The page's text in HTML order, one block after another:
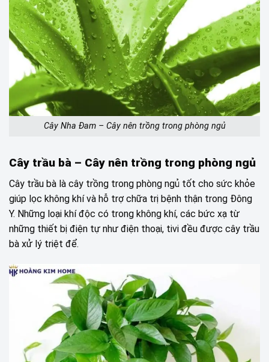
Cây Nha Đam – Cây nên trồng trong phòng ngủ
Cây trầu bà – Cây nên trồng trong phòng ngủ
Cây trầu bà là cây trồng trong phòng ngủ tốt cho sức khỏe
giúp lọc không khí và hỗ trợ chữa trị bệnh thận trong Đông
Y. Những loại khí độc có trong không khí, các bức xạ từ
những thiết bị điện tự như điện thoại, tivi đều được cây trầu
bà xử lý triệt để.